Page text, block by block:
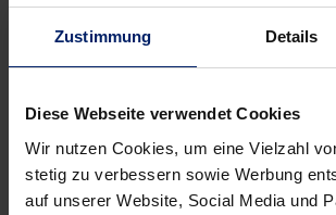
Zustimmung Details
Diese Webseite verwendet Cookies
Wir nutzen Cookies, um eine Vielzahl
stetig zu verbessern sowie Werbung
auf unserer Website, Social Media und
Nationalität
Dänemark
Im Verein seit
Position
Rückraum Links
Geburtsdatum
16.06.1986
Nationalität
Im Verein seit